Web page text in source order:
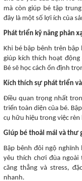
mà còn giúp bé tập
đây là một số lợi ích của
Phát triển kỹ năng phản
Khi bé bập bênh trên
giúp kích thích hoạt động
Bé sẽ học cách ổn định
Kích thích sự phát triển
Điều quan trọng nhất
triển toàn diện của bé.
cụ hữu hiệu trong việc
Giúp bé thoải mái và thư
Bập bênh đôi ngộ
yêu thích chơi đùa
căng thẳng và stress,
nhanh.